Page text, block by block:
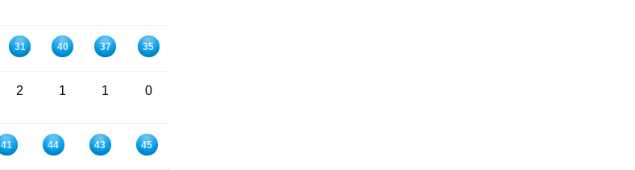
31 40 37 35
2 1 1 0
41 44 43 45